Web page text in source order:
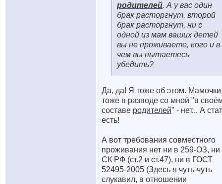
родителей. А у вас один
брак расторгнут, второй
брак расторгнут, ни с
одной из мам ваших детей
вы не проживаете, кого и в
чем вы пытаетесь
убедить?
Да, да! Я тоже об этом. Мамочки
тоже в разводе со мной "в
составе родителей" - нет... А
есть!
А вот требования совместного
проживания нет ни в 259-ОЗ, ни
СК РФ (ст.2 и ст.47), ни в ГОСТ
52495-2005 (Здесь я чуть-чуть
слукавил, в отношении